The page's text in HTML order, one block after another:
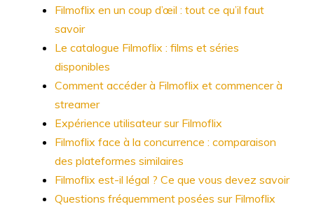
Filmoflix en un coup d’œil : tout ce qu’il faut
savoir
Le catalogue Filmoflix : films et séries
disponibles
Comment accéder à Filmoflix et commencer à
streamer
Expérience utilisateur sur Filmoflix
Filmoflix face à la concurrence : comparaison
des plateformes similaires
Filmoflix est-il légal ? Ce que vous devez savoir
Questions fréquemment posées sur Filmoflix